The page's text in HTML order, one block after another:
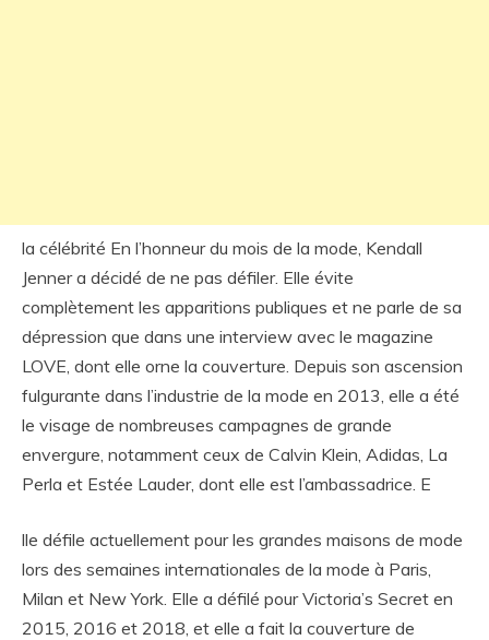
la célébrité En l’honneur du mois de la mode, Kendall
Jenner a décidé de ne pas défiler. Elle évite
complètement les apparitions publiques et ne parle de sa
dépression que dans une interview avec le magazine
LOVE, dont elle orne la couverture. Depuis son ascension
fulgurante dans l’industrie de la mode en 2013, elle a été
le visage de nombreuses campagnes de grande
envergure, notamment ceux de Calvin Klein, Adidas, La
Perla et Estée Lauder, dont elle est l’ambassadrice. E
lle défile actuellement pour les grandes maisons de mode
lors des semaines internationales de la mode à Paris,
Milan et New York. Elle a défilé pour Victoria’s Secret en
2015, 2016 et 2018, et elle a fait la couverture de